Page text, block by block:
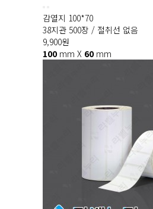
감열지 100*70
38지관 500장 / 절취선 없음
9,900원
100 mm X 60 mm